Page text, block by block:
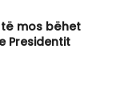
të mos bëhet
Presidentit